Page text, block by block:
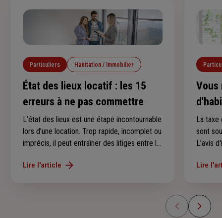
Particuliers Habitation / Immobilier
État des lieux locatif : les 15
erreurs à ne pas commettre
L’état des lieux est une étape incontournable
lors d’une location. Trop rapide, incomplet ou
imprécis, il peut entraîner des litiges entre le
moment de récupérer le dépôt de garantie.
Lire l'article
Vous
La
sont
L’avis
l’avez
Lire